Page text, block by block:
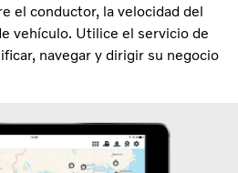
el conductor, la velocidad del
vehículo. Utilice el servicio de
navegar y dirigir su negocio